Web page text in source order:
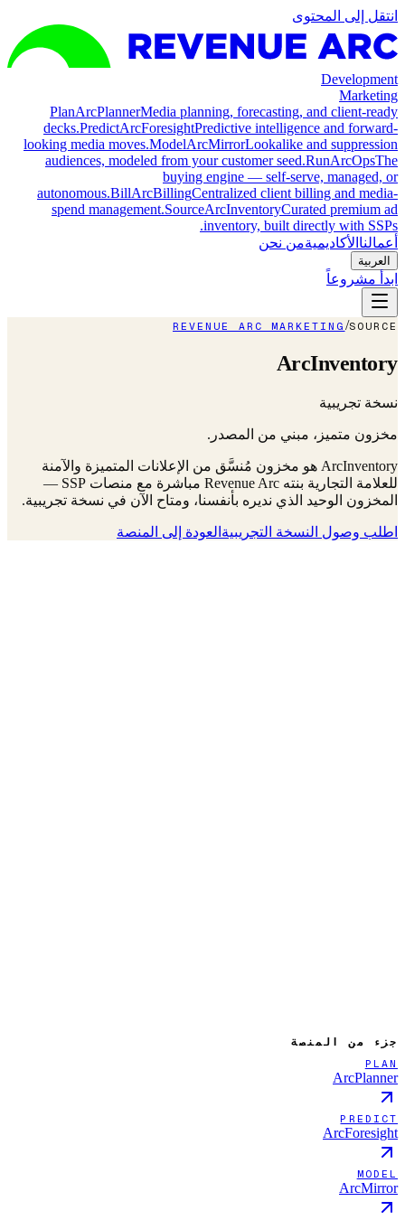
انتقل إلى المحتوى
Development
Marketing
PlanArcPlannerMedia planning, forecasting, and client-ready
decks.PredictArcForesightPredictive intelligence and forward-
looking media moves.ModelArcMirrorLookalike and suppression
audiences, modeled from your customer seed.RunArcOpsThe
buying engine — self-serve, managed, or
autonomous.BillArcBillingCentralized client billing and media-
spend management.SourceArcInventoryCurated premium ad
inventory, built directly with SSPs.
أعمالنا الأكاديميةمن نحن
العربية
ابدأ مشروعاً
REVENUE ARC MARKETING /SOURCE
ArcInventory
نسخة تجريبية
مخزون متميز، مبني من المصدر.
ArcInventory هو مخزون مُنسَّق من الإعلانات المتميزة والآمنة
للعلامة التجارية بنته Revenue Arc مباشرة مع منصات SSP —
المخزون الوحيد الذي نديره بأنفسنا، ومتاح الآن في نسخة تجريبية.
اطلب وصول النسخة التجريبية العودة إلى المنصة
جزء من المنصة
PLAN
ArcPlanner
PREDICT
ArcForesight
MODEL
ArcMirror